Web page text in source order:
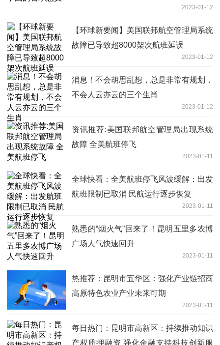
2023-01-12
【环球新要闻】美国联邦航空管理局系统
故障已导致超8000架次航班延误
2023-01-12
消息！不会胡思乱想，总是非常有规划，
不会人云亦云的三个生肖
2023-01-12
资讯推荐:美国联邦航空管理局出现系统
故障 全美航班停飞
2023-01-11
全球快看：全美航班停飞风波缓解：出发
航班限制已取消 民航运行逐步恢复
2023-01-11
熟悉的“烟火气”回来了！昆明五里多农博
广场人气快速回升
2023-01-11
热推荐：昆明市五华区：强化产业链招商
高原特色农业产业未来可期
2023-01-11
每日热门：昆明市高新区：持续推动知识
产权质押融资 强化金融支持科技创新服